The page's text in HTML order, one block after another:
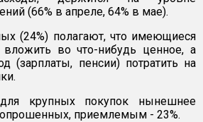
(66% в апреле, 64% в мае).
(24%) полагают, что имеющиеся
во что-нибудь ценное, а
(зарплаты, пенсии) потратить на
крупных покупок нынешнее
приемлемым - 23%.